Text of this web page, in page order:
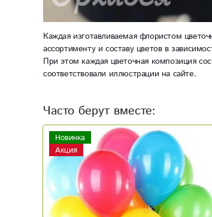
Каждая изготавливаемая флористом
ассортименту и составу цветов в
При этом каждая цветочная композиция
соответствовали иллюстрации на сайте.
Часто берут вместе: